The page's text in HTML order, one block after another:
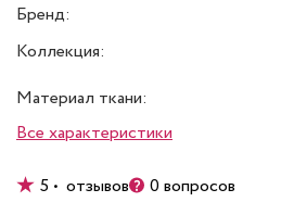
Бренд:
Коллекция:
Материал ткани:
Все характеристики
5 • отзывов 0 вопросов